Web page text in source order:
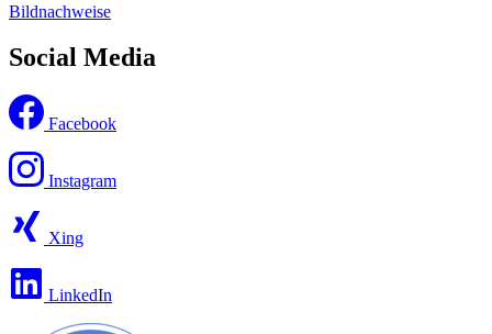
Bildnachweise
Social Media
Facebook
Instagram
Xing
LinkedIn